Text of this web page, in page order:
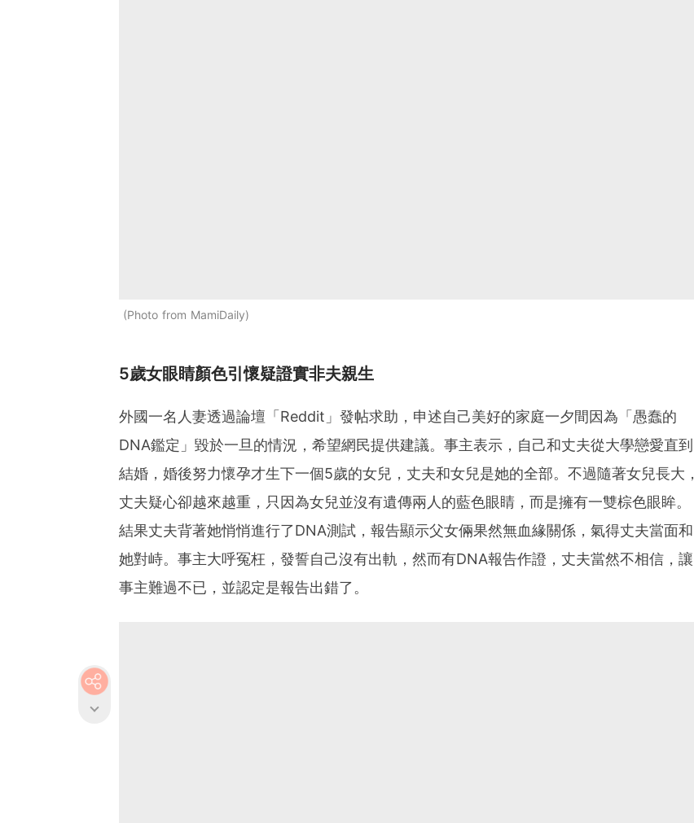
Photo from MamiDaily
5歲女眼睛顏色引懷疑證實非夫親生
外國一名人妻透過論壇「Reddit」發帖求助，申述自己美好的家庭一夕間因為「愚蠢的
DNA鑑定」毀於一旦的情況，希望網民提供建議。事主表示，自己和丈夫從大學戀愛直到
結婚，婚後努力懷孕才生下一個5歲的女兒，丈夫和女兒是她的全部。不過隨著女兒長大，
丈夫疑心卻越來越重，只因為女兒並沒有遺傳兩人的藍色眼睛，而是擁有一雙棕色眼眸。
結果丈夫背著她悄悄進行了DNA測試，報告顯示父女倆果然無血緣關係，氣得丈夫當面和
她對峙。事主大呼冤枉，發誓自己沒有出軌，然而有DNA報告作證，丈夫當然不相信，讓
事主難過不已，並認定是報告出錯了。